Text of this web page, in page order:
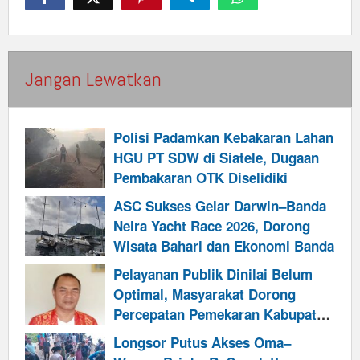
Jangan Lewatkan
Polisi Padamkan Kebakaran Lahan
HGU PT SDW di Siatele, Dugaan
Pembakaran OTK Diselidiki
ASC Sukses Gelar Darwin–Banda
Neira Yacht Race 2026, Dorong
Wisata Bahari dan Ekonomi Banda
Pelayanan Publik Dinilai Belum
Optimal, Masyarakat Dorong
Percepatan Pemekaran Kabupaten
Talabatai
Longsor Putus Akses Oma–